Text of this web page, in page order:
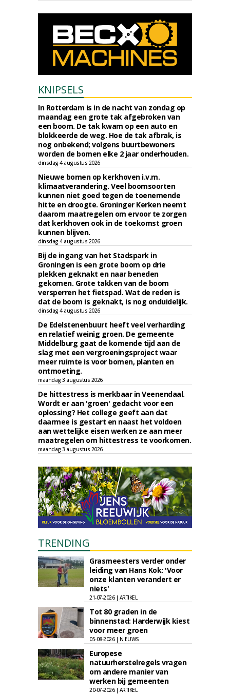
KNIPSELS
In Rotterdam is in de nacht van zondag op
maandag een grote tak afgebroken van
een boom. De tak kwam op een auto en
blokkeerde de weg. Hoe de tak afbrak, is
nog onbekend; volgens buurtbewoners
worden de bomen elke 2 jaar onderhouden.
dinsdag 4 augustus 2026
Nieuwe bomen op kerkhoven i.v.m.
klimaatverandering. Veel boomsoorten
kunnen niet goed tegen de toenemende
hitte en droogte. Groninger Kerken neemt
daarom maatregelen om ervoor te zorgen
dat kerkhoven ook in de toekomst groen
kunnen blijven.
dinsdag 4 augustus 2026
Bij de ingang van het Stadspark in
Groningen is een grote boom op drie
plekken geknakt en naar beneden
gekomen. Grote takken van de boom
versperren het fietspad. Wat de reden is
dat de boom is geknakt, is nog onduidelijk.
dinsdag 4 augustus 2026
De Edelstenenbuurt heeft veel verharding
en relatief weinig groen. De gemeente
Middelburg gaat de komende tijd aan de
slag met een vergroeningsproject waar
meer ruimte is voor bomen, planten en
ontmoeting.
maandag 3 augustus 2026
De hittestress is merkbaar in Veenendaal.
Wordt er aan 'groen' gedacht voor een
oplossing? Het college geeft aan dat
daarmee is gestart en naast het voldoen
aan wettelijke eisen werken ze aan meer
maatregelen om hittestress te voorkomen.
maandag 3 augustus 2026
TRENDING
Grasmeesters verder onder
leiding van Hans Kok: 'Voor
onze klanten verandert er
niets'
21-07-2026 | ARTIKEL
Tot 80 graden in de
binnenstad: Harderwijk kiest
voor meer groen
05-08-2026 | NIEUWS
Europese
natuurherstelregels vragen
om andere manier van
werken bij gemeenten
20-07-2026 | ARTIKEL